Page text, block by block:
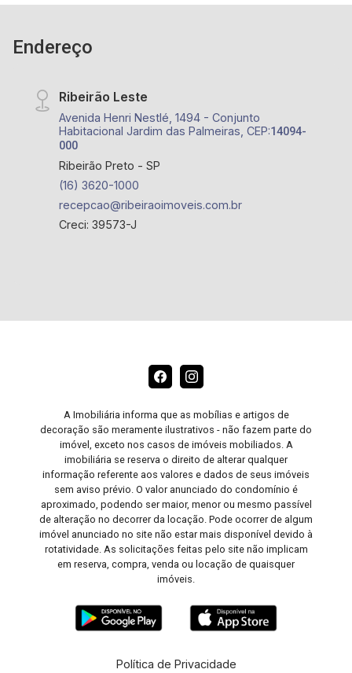
Endereço
Ribeirão Leste
Avenida Henri Nestlé, 1494 - Conjunto
Habitacional Jardim das Palmeiras, CEP:14094-
000
Ribeirão Preto - SP
(16) 3620-1000
recepcao@ribeiraoimoveis.com.br
Creci: 39573-J
A Imobiliária informa que as mobílias e artigos de
decoração são meramente ilustrativos - não fazem parte do
imóvel, exceto nos casos de imóveis mobiliados. A
imobiliária se reserva o direito de alterar qualquer
informação referente aos valores e dados de seus imóveis
sem aviso prévio. O valor anunciado do condomínio é
aproximado, podendo ser maior, menor ou mesmo passível
de alteração no decorrer da locação. Pode ocorrer de algum
imóvel anunciado no site não estar mais disponível devido à
rotatividade. As solicitações feitas pelo site não implicam
em reserva, compra, venda ou locação de quaisquer
imóveis.
Política de Privacidade